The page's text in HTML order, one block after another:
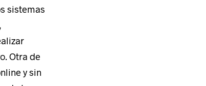
sistemas
Otra de
y sin
He visto trabajos vuestros que